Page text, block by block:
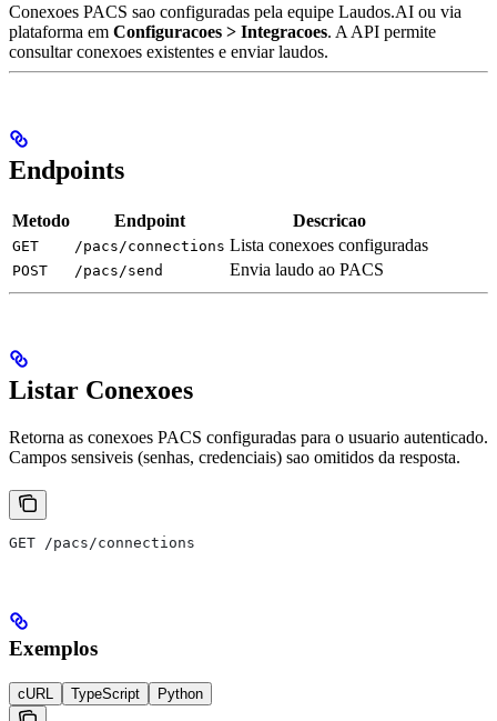
Conexoes PACS sao configuradas pela equipe Laudos.AI ou via
plataforma em Configuracoes > Integracoes. A API permite
consultar conexoes existentes e enviar laudos.
Endpoints
Metodo Endpoint Descricao
GET /pacs/connections Lista conexoes configuradas
POST /pacs/send Envia laudo ao PACS
Listar Conexoes
Retorna as conexoes PACS configuradas para o usuario autenticado.
Campos sensiveis (senhas, credenciais) sao omitidos da resposta.
GET /pacs/connections
Exemplos
cURL TypeScript Python